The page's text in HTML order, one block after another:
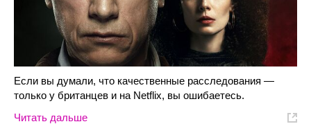
Если вы думали, что качественные расследования —
только у британцев и на Netflix, вы ошибаетесь.
Читать дальше